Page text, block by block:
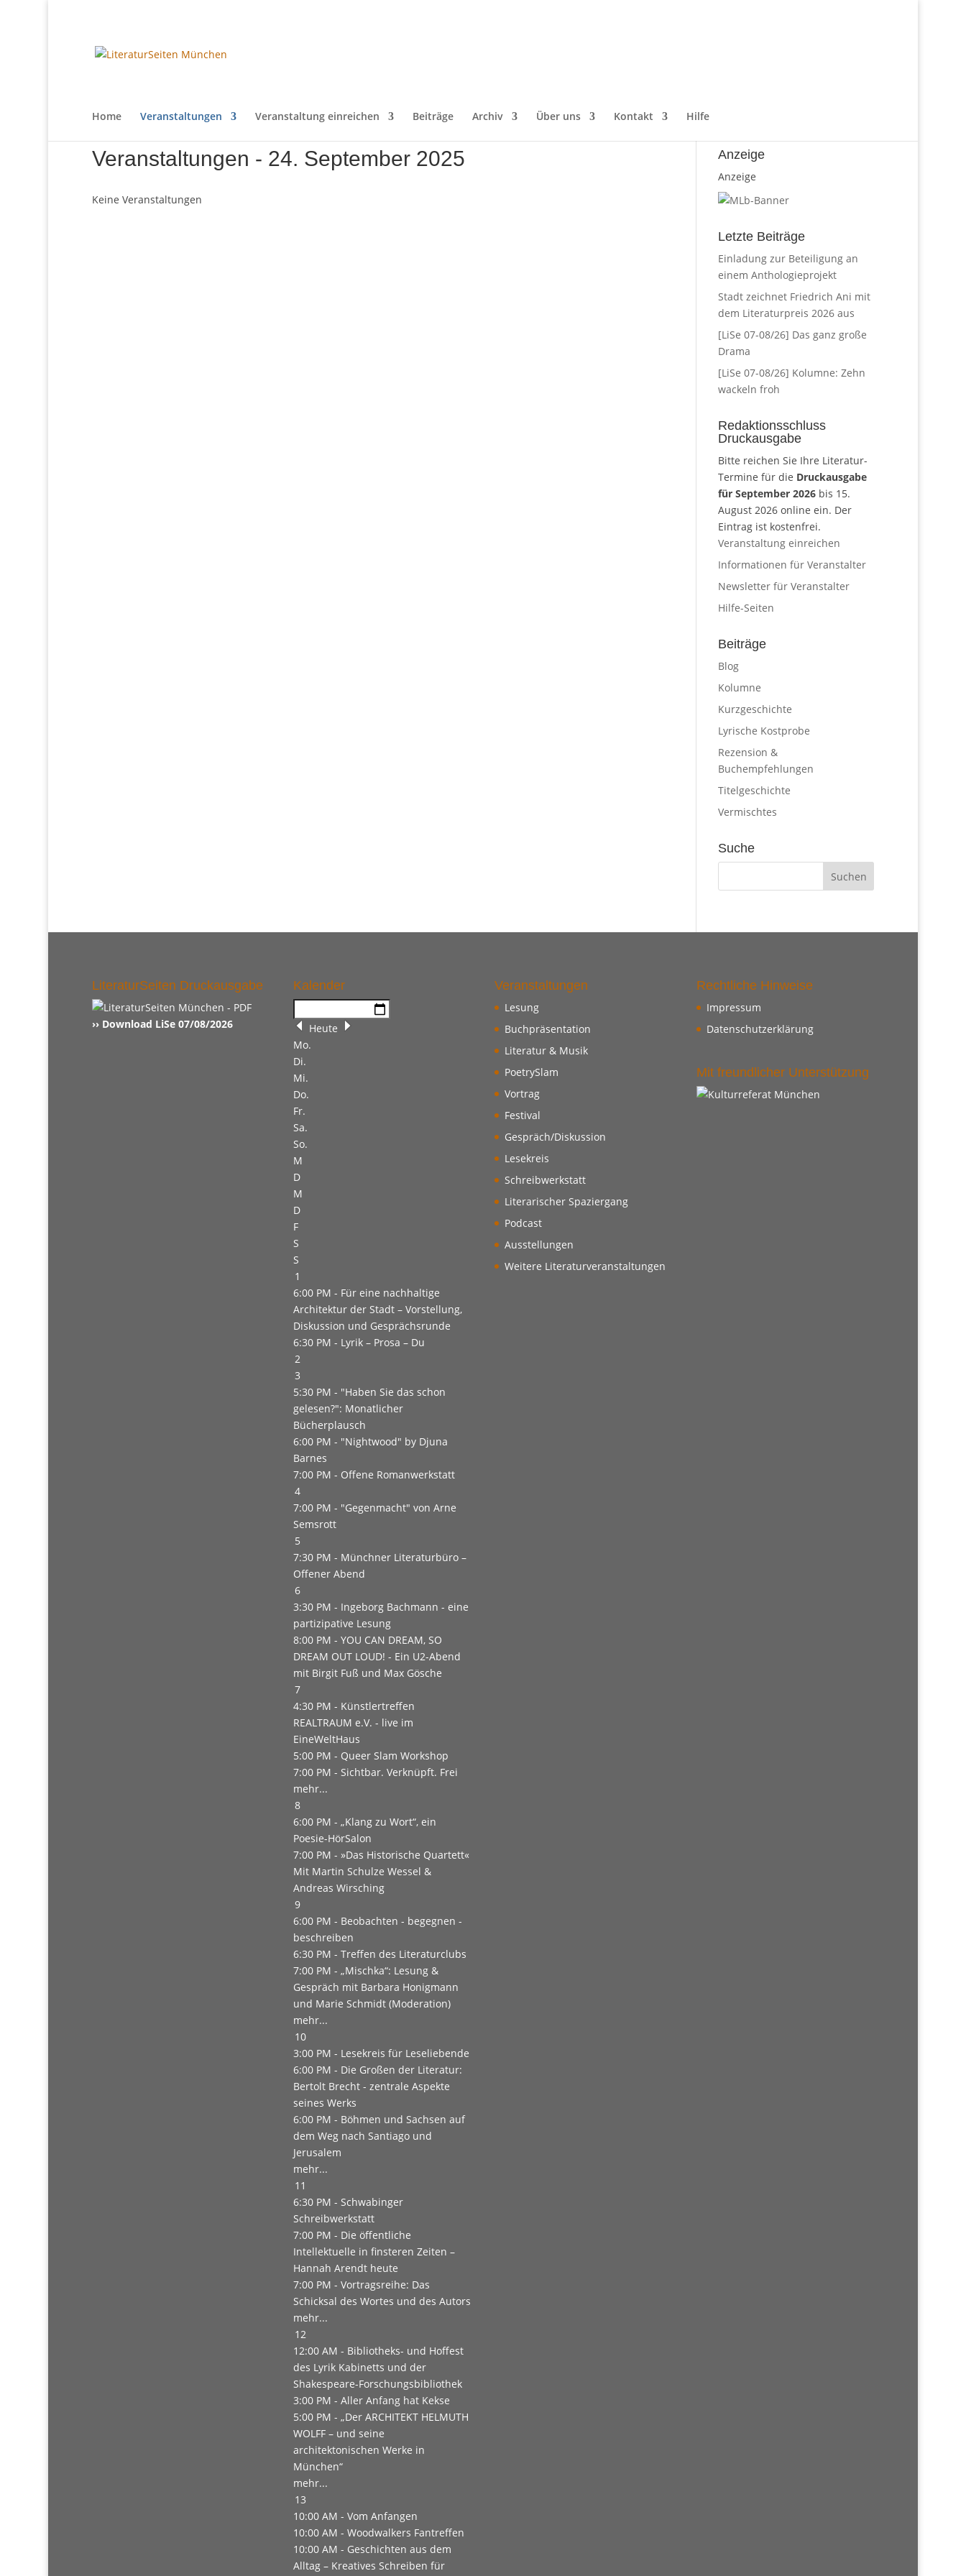
Home Veranstaltungen Veranstaltung einreichen Beiträge Archiv Über uns Kontakt Hilfe
Veranstaltungen - 24. September 2025
Keine Veranstaltungen
Anzeige
Anzeige
Letzte Beiträge
Einladung zur Beteiligung an
einem Anthologieprojekt
Stadt zeichnet Friedrich Ani mit
dem Literaturpreis 2026 aus
[LiSe 07-08/26] Das ganz große
Drama
[LiSe 07-08/26] Kolumne: Zehn
wackeln froh
Redaktionsschluss
Druckausgabe
Bitte reichen Sie Ihre Literatur-
Termine für die Druckausgabe
für September 2026bis 15.
August 2026 online ein. Der
Eintrag ist kostenfrei.
Veranstaltung einreichen
Informationen für Veranstalter
Newsletter für Veranstalter
Hilfe-Seiten
Beiträge
Blog
Kolumne
Kurzgeschichte
Lyrische Kostprobe
Rezension &
Buchempfehlungen
Titelgeschichte
Vermischtes
Suche
LiteraturSeiten Druckausgabe
›› Download LiSe 07/08/2026
Kalender
Heute
Mo.
Di.
Mi.
Do.
Fr.
Sa.
So.
M
D
M
D
F
S
S
1
6:00 PM - Für eine nachhaltige
Architektur der Stadt – Vorstellung,
Diskussion und Gesprächsrunde
6:30 PM - Lyrik – Prosa – Du
2
3
5:30 PM - "Haben Sie das schon
gelesen?": Monatlicher
Bücherplausch
6:00 PM - "Nightwood" by Djuna
Barnes
7:00 PM - Offene Romanwerkstatt
4
7:00 PM - "Gegenmacht" von Arne
Semsrott
5
7:30 PM - Münchner Literaturbüro –
Offener Abend
6
3:30 PM - Ingeborg Bachmann - eine
partizipative Lesung
8:00 PM - YOU CAN DREAM, SO
DREAM OUT LOUD! - Ein U2-Abend
mit Birgit Fuß und Max Gösche
7
4:30 PM - Künstlertreffen
REALTRAUM e.V. - live im
EineWeltHaus
5:00 PM - Queer Slam Workshop
7:00 PM - Sichtbar. Verknüpft. Frei
mehr...
8
6:00 PM - „Klang zu Wort“, ein
Poesie-HörSalon
7:00 PM - »Das Historische Quartett«
Mit Martin Schulze Wessel &
Andreas Wirsching
9
6:00 PM - Beobachten - begegnen -
beschreiben
6:30 PM - Treffen des Literaturclubs
7:00 PM - „Mischka“: Lesung &
Gespräch mit Barbara Honigmann
und Marie Schmidt (Moderation)
mehr...
10
3:00 PM - Lesekreis für Leseliebende
6:00 PM - Die Großen der Literatur:
Bertolt Brecht - zentrale Aspekte
seines Werks
6:00 PM - Böhmen und Sachsen auf
dem Weg nach San­tiago und
Jerusalem
mehr...
11
6:30 PM - Schwabinger
Schreibwerkstatt
7:00 PM - Die öffentliche
Intellektuelle in finsteren Zeiten –
Hannah Arendt heute
7:00 PM - Vortragsreihe: Das
Schicksal des Wortes und des Autors
mehr...
12
12:00 AM - Bibliotheks- und Hoffest
des Lyrik Kabinetts und der
Shakespeare-Forschungsbibliothek
3:00 PM - Aller Anfang hat Kekse
5:00 PM - „Der ARCHITEKT HELMUTH
WOLFF – und seine
architektonischen Werke in
München“
mehr...
13
10:00 AM - Vom Anfangen
10:00 AM - Woodwalkers Fantreffen
10:00 AM - Geschichten aus dem
Alltag – Kreatives Schreiben für
Veranstaltungen
Lesung
Buchpräsentation
Literatur & Musik
PoetrySlam
Vortrag
Festival
Gespräch/Diskussion
Lesekreis
Schreibwerkstatt
Literarischer Spaziergang
Podcast
Ausstellungen
Weitere Literaturveranstaltungen
Rechtliche Hinweise
Impressum
Datenschutzerklärung
Mit freundlicher Unterstützung